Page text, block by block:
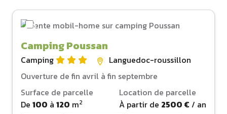
Camping Poussan
Camping
Languedoc-roussillon
Ouverture de fin avril à fin septembre
Surface de parcelle
De 100 à 120 m2
Location de parcelle
À partir de 2500 € / an